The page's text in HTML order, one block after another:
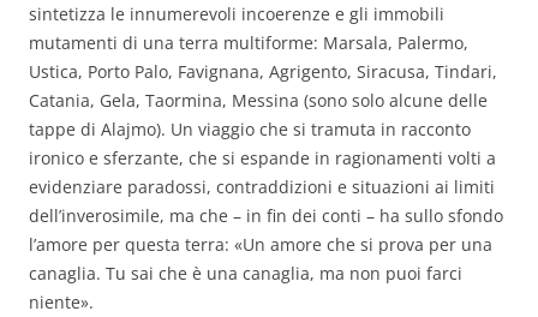
sintetizza le innumerevoli incoerenze e gli immobili
mutamenti di una terra multiforme: Marsala, Palermo,
Ustica, Porto Palo, Favignana, Agrigento, Siracusa, Tindari,
Catania, Gela, Taormina, Messina (sono solo alcune delle
tappe di Alajmo). Un viaggio che si tramuta in racconto
ironico e sferzante, che si espande in ragionamenti volti a
evidenziare paradossi, contraddizioni e situazioni ai limiti
dell’inverosimile, ma che – in fin dei conti – ha sullo sfondo
l’amore per questa terra: «Un amore che si prova per una
canaglia. Tu sai che è una canaglia, ma non puoi farci
niente».